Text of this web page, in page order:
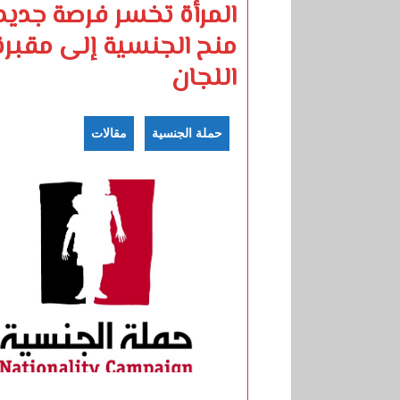
المرأة تخسر فرصة
منح الجنسية إلى
اللجان
حملة الجنسية مقالات